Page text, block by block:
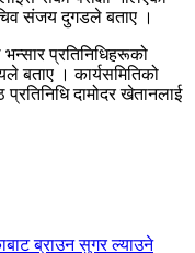
संजय दुगडले बताए ।
प्रतिनिधिहरूको
बताए । कार्यसमितिको
दामोदर खेतानलाई